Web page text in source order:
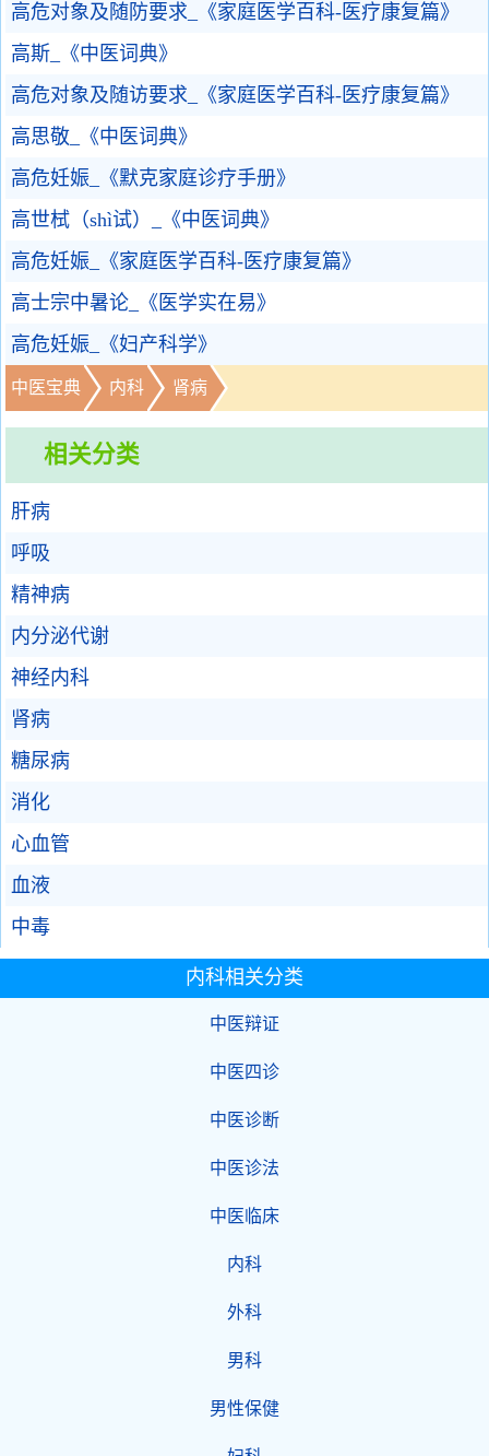
高危对象及随防要求_《家庭医学百科-医疗康复篇》
高斯_《中医词典》
高危对象及随访要求_《家庭医学百科-医疗康复篇》
高思敬_《中医词典》
高危妊娠_《默克家庭诊疗手册》
高世栻（shì试）_《中医词典》
高危妊娠_《家庭医学百科-医疗康复篇》
高士宗中暑论_《医学实在易》
高危妊娠_《妇产科学》
中医宝典 内科 肾病
相关分类
肝病
呼吸
精神病
内分泌代谢
神经内科
肾病
糖尿病
消化
心血管
血液
中毒
内科相关分类
中医辩证
中医四诊
中医诊断
中医诊法
中医临床
内科
外科
男科
男性保健